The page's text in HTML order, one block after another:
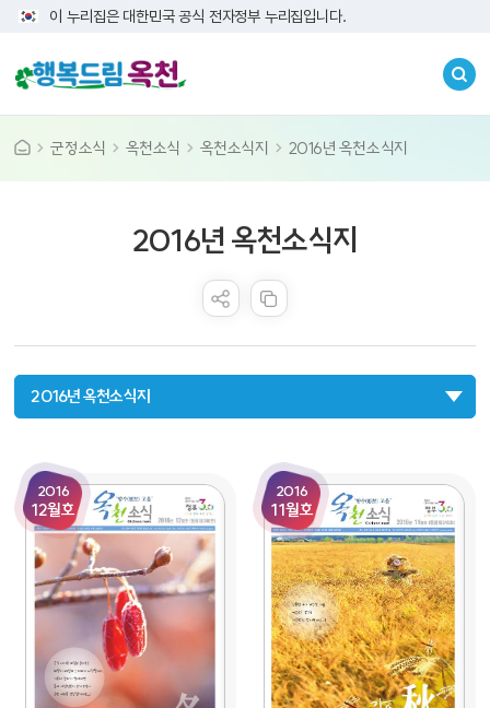
이 누리집은 대한민국 공식 전자정부 누리집입니다.
군정소식 옥천소식 옥천소식지 2016년 옥천소식지
2016년 옥천소식지
2016년 옥천소식지
2016
12월호
2016
11월호